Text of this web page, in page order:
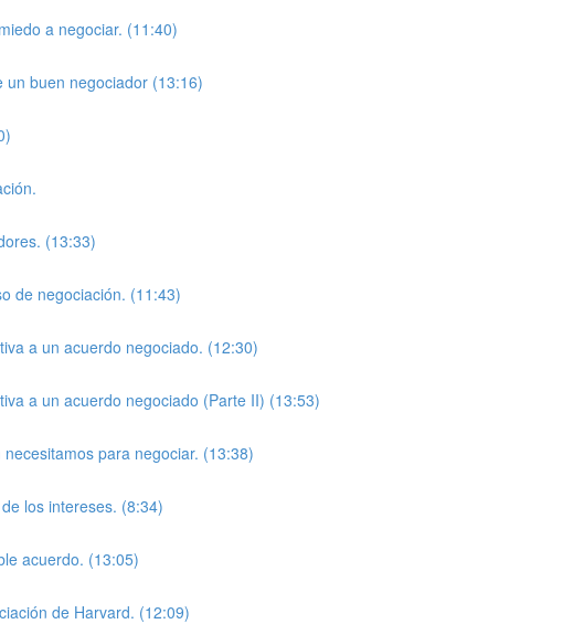
a negociar. (11:40)
buen negociador (13:16)
(13:33)
de negociación. (11:43)
a un acuerdo negociado. (12:30)
a un acuerdo negociado (Parte II) (13:53)
para negociar. (13:38)
los intereses. (8:34)
acuerdo. (13:05)
de Harvard. (12:09)